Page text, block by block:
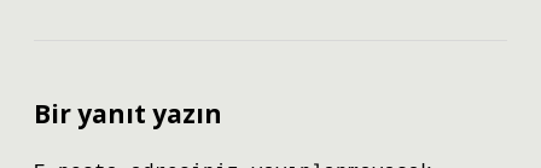
Bir yanıt yazın